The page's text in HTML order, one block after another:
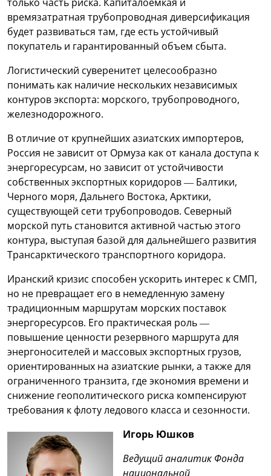
времязатратная трубопроводная диверсификация
будет развиваться там, где есть устойчивый
покупатель и гарантированный объем сбыта.
Логистический суверенитет целесообразно
понимать как наличие нескольких независимых
контуров экспорта: морского, трубопроводного,
железнодорожного.
В отличие от крупнейших азиатских импортеров,
Россия не зависит от Ормуза как от канала доступа к
энергоресурсам, но зависит от устойчивости
собственных экспортных коридоров — Балтики,
Черного моря, Дальнего Востока, Арктики,
существующей сети трубопроводов. Северный
морской путь становится активной частью этого
контура, выступая базой для дальнейшего развития
Трансарктического транспортного коридора.
Иранский кризис способен ускорить интерес к СМП,
но не превращает его в немедленную замену
традиционным маршрутам морских поставок
энергоресурсов. Его практическая роль —
повышение ценности резервного маршрута для
энергоносителей и массовых экспортных грузов,
ориентированных на азиатские рынки, а также для
ограниченного транзита, где экономия времени и
снижение геополитического риска компенсируют
требования к флоту ледового класса и сезонности.
Игорь Юшков
Ведущий аналитик Фонда
национальной